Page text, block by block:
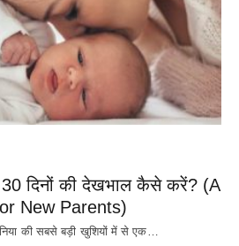
दिनों की देखभाल कैसे करें? (A
New Parents)
की सबसे बड़ी खुशियों में से एक…